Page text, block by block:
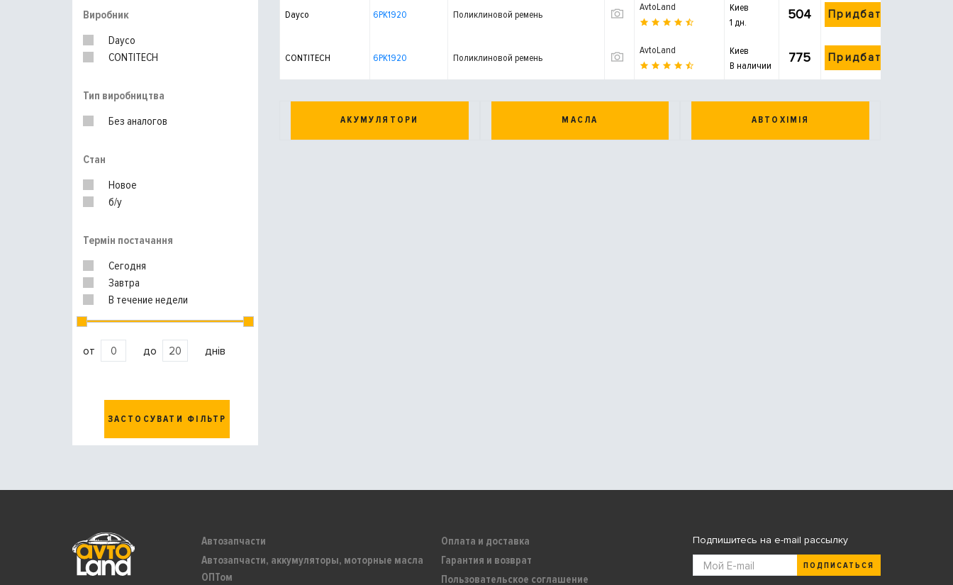
Виробник
Dayco
CONTITECH
Тип виробництва
Без аналогов
Стан
Новое
б/у
Термін постачання
Сегодня
Завтра
В течение недели
от до днів
ЗАСТОСУВАТИ ФІЛЬТР
Dayco 6PK1920 Поликлиновой ремень
AvtoLand
Киев
1 дн.
504 Придбати
CONTITECH 6PK1920 Поликлиновой ремень
AvtoLand
Киев
В наличии
775 Придбати
АКУМУЛЯТОРИ МАСЛА АВТОХІМІЯ
Автозапчасти
Автозапчасти, аккумуляторы, моторные масла
ОПТом
Оплата и доставка
Гарантия и возврат
Пользовательское соглашение
Подпишитесь на e-mail рассылку
ПОДПИСАТЬСЯ